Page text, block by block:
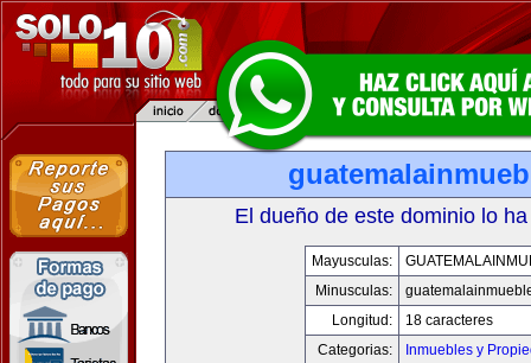
El dueño de este dominio lo
Mayusculas:
Minusculas:
Longitud:
18 caracteres
Categorias:
Inmuebles y